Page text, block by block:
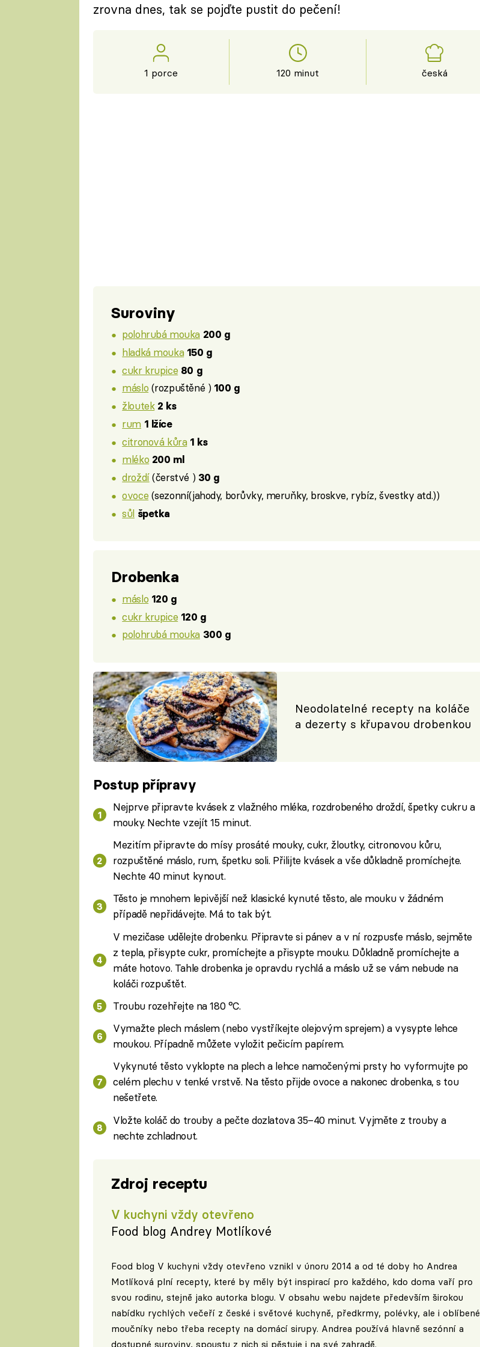
zrovna dnes, tak se pojďte pustit do pečení!
1 porce 120 minut česká
Suroviny
polohrubá mouka 200 g
hladká mouka 150 g
cukr krupice 80 g
máslo (rozpuštěné ) 100 g
žloutek 2 ks
rum 1 lžíce
citronová kůra 1 ks
mléko 200 ml
droždí(čerstvé ) 30 g
ovoce (sezonní(jahody, borůvky, meruňky, broskve, rybíz, švestky atd.))
sůl špetka
Drobenka
máslo 120 g
cukr krupice 120 g
polohrubá mouka 300 g
Neodolatelné recepty na koláče
a dezerty s křupavou drobenkou
Postup přípravy
Nejprve připravte kvásek z vlažného mléka, rozdrobeného droždí, špetky cukru a
mouky. Nechte vzejít 15 minut.
Mezitím připravte do mísy prosáté mouky, cukr, žloutky, citronovou kůru,
rozpuštěné máslo, rum, špetku soli. Přilijte kvásek a vše důkladně promíchejte.
Nechte 40 minut kynout.
Těsto je mnohem lepivější než klasické kynuté těsto, ale mouku v žádném
případě nepřidávejte. Má to tak být.
V mezičase udělejte drobenku. Připravte si pánev a v ní rozpusťe máslo, sejměte
z tepla, přisypte cukr, promíchejte a přisypte mouku. Důkladně promíchejte a
máte hotovo. Tahle drobenka je opravdu rychlá a máslo už se vám nebude na
koláči rozpuštět.
Troubu rozehřejte na 180 °C.
Vymažte plech máslem (nebo vystříkejte olejovým sprejem) a vysypte lehce
moukou. Případně můžete vyložit pečicím papírem.
Vykynuté těsto vyklopte na plech a lehce namočenými prsty ho vyformujte po
celém plechu v tenké vrstvě. Na těsto přijde ovoce a nakonec drobenka, s tou
nešetřete.
Vložte koláč do trouby a pečte dozlatova 35–40 minut. Vyjměte z trouby a
nechte zchladnout.
Zdroj receptu
V kuchyni vždy otevřeno
Food blog Andrey Motlíkové
Food blog V kuchyni vždy otevřeno vznikl v únoru 2014 a od té doby ho Andrea
Motlíková plní recepty, které by měly být inspirací pro každého, kdo doma vaří pro
svou rodinu, stejně jako autorka blogu. V obsahu webu najdete především širokou
nabídku rychlých večeří z české i světové kuchyně, předkrmy, polévky, ale i oblíbené
moučníky nebo třeba recepty na domácí sirupy. Andrea používá hlavně sezónní a
dostupné suroviny, spoustu z nich si pěstuje i na své zahradě.